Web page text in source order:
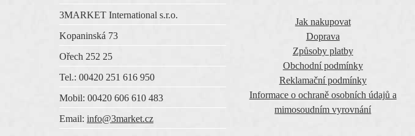
3MARKET International s.r.o.
Kopaninská 73
Ořech 252 25
Tel.: 00420 251 616 950
Mobil: 00420 606 610 483
Email: info@3market.cz
Jak nakupovat
Doprava
Způsoby platby
Obchodní podmínky
Reklamační podmínky
Informace o ochraně osobních údajů a
mimosoudním vyrovnání